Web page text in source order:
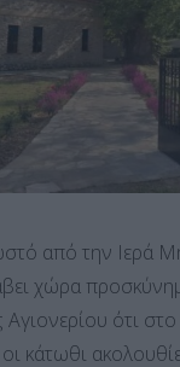
από την Ιερά
χώρα
ότι στο
κάτωθι